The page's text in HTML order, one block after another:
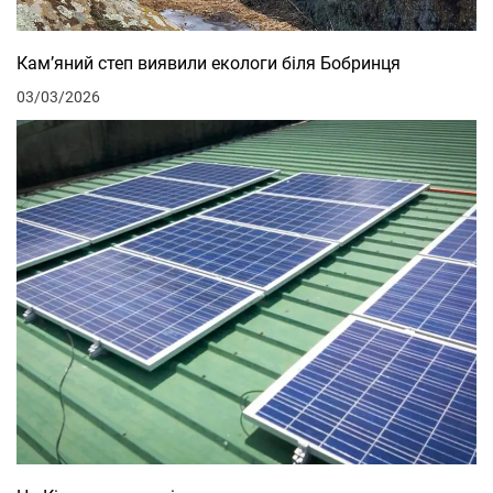
Кам’яний степ виявили екологи біля Бобринця
03/03/2026